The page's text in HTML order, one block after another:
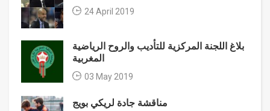
24 April 2019
بلاغ اللجنة المركزية للتأديب والروح الرياضية
المغربية
03 May 2019
مناقشة جادة لريكي بويج